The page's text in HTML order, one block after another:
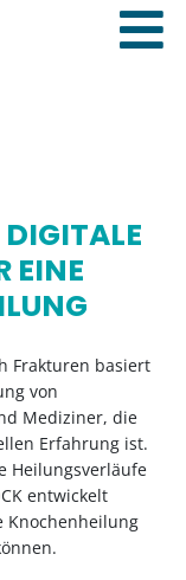
EINE
Frakturen basiert
von
Mediziner, die
Erfahrung ist.
Heilungsverläufe
entwickelt
Knochenheilung